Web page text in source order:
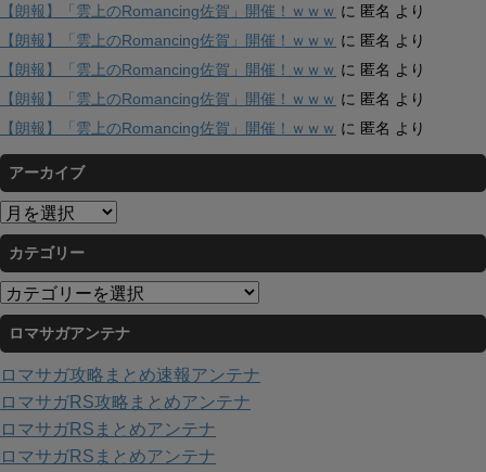
【朗報】「雲上のRomancing佐賀」開催！ｗｗｗ に 匿名 より
【朗報】「雲上のRomancing佐賀」開催！ｗｗｗ に 匿名 より
【朗報】「雲上のRomancing佐賀」開催！ｗｗｗ に 匿名 より
【朗報】「雲上のRomancing佐賀」開催！ｗｗｗ に 匿名 より
【朗報】「雲上のRomancing佐賀」開催！ｗｗｗ に 匿名 より
アーカイブ
ア
ー
カ
イ
ブ
カテゴリー
カ
テ
ゴ
リ
ー
ロマサガアンテナ
ロマサガ攻略まとめ速報アンテナ
ロマサガRS攻略まとめアンテナ
ロマサガRSまとめアンテナ
ロマサガRSまとめアンテナ